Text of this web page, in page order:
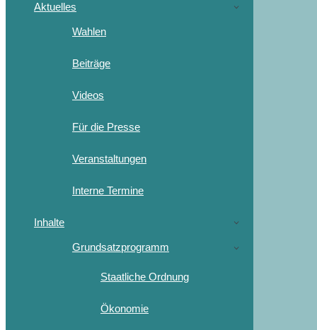
Aktuelles
Wahlen
Beiträge
Videos
Für die Presse
Veranstaltungen
Interne Termine
Inhalte
Grundsatzprogramm
Staatliche Ordnung
Ökonomie